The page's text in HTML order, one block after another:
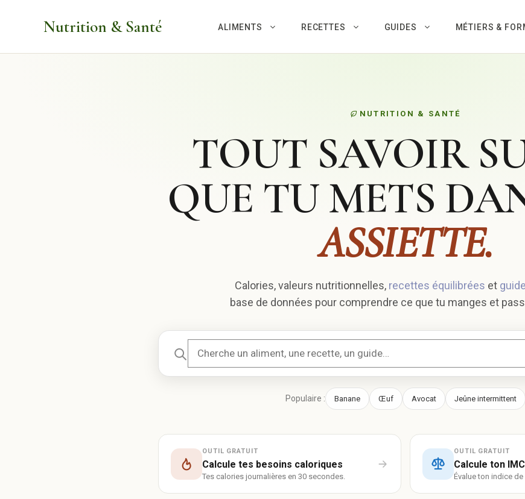
Nutrition & Santé ALIMENTS RECETTES GUIDES MÉTIERS &
NUTRITION & SANTÉ
TOUT SAVOIR
QUE TU METS
ASSIETTE.
Calories, valeurs nutritionnelles, recettes équilibrées et
base de données pour comprendre ce que tu manges et
Populaire : Banane Œuf Avocat Jeûne intermittent
OUTIL GRATUIT
Calcule tes besoins caloriques
Tes calories journalières en 30 secondes.
OUTIL GRATUIT
Calcule ton IMC
Évalue ton indice